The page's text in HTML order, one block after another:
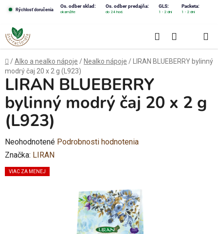
obsah
Rýchlosť doručenia
Os. odber sklad: Os. odber predajňa: GLS: Packeta:
okamžite do 24 hod. 1 - 2 dni 1 - 2 dni
Hľadať
KOŠÍK
Domov
/Alko a nealko nápoje / Nealko nápoje /
LIRAN BLUEBERRY bylinný
modrý čaj 20 x 2 g (L923)
LIRAN BLUEBERRY
bylinný modrý čaj 20 x 2 g
(L923)
Priemerné
hodnotenie
produktu
Neohodnotené Podrobnosti hodnotenia
Značka: LIRAN
VIAC ZA MENEJ